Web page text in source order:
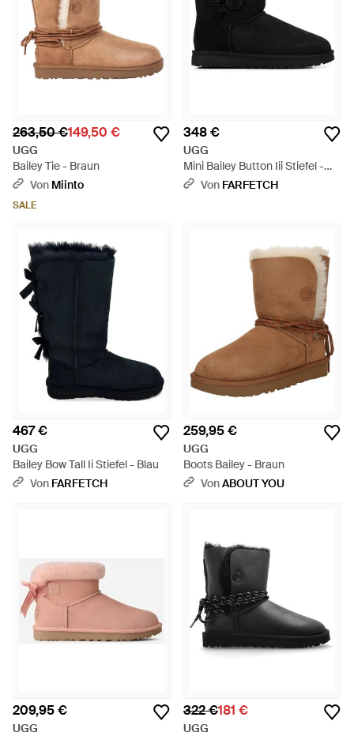
263,50 €149,50 €
UGG
Bailey Tie - Braun
Von Miinto
SALE
348 €
UGG
Mini Bailey Button Iii Stiefel -
Schwarz
Von FARFETCH
467 €
UGG
Bailey Bow Tall Ii Stiefel - Blau
Von FARFETCH
259,95 €
UGG
Boots Bailey - Braun
VonABOUT YOU
209,95 €
UGG
322 €181 €
UGG